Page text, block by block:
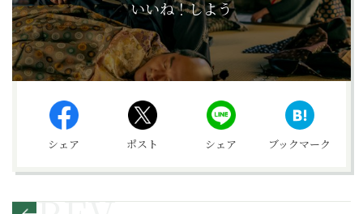
いいね！しよう
シェア ポスト シェア ブックマーク